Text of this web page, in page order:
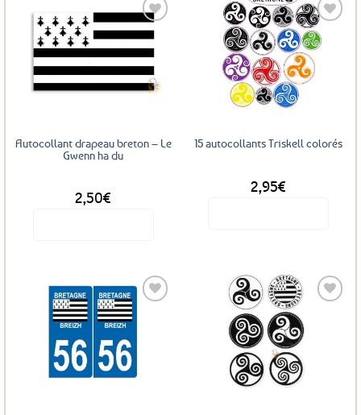
Ajouter
aux
favoris
Autocollant drapeau breton – Le
Gwenn ha du
2,50€
plusieurs
variations.
Ajouter
favoris
15 autocollants Triskell colorés
2,95€